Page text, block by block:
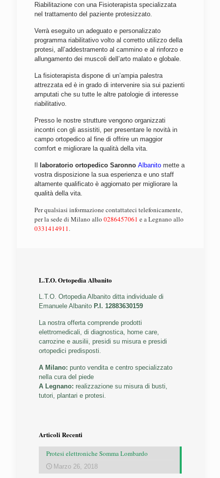
Riabilitazione con una Fisioterapista specializzata
nel trattamento del paziente protesizzato.
Verrà eseguito un adeguato e personalizzato
programma riabilitativo volto al corretto utilizzo della
protesi, all’addestramento al cammino e al rinforzo e
allungamento dei muscoli dell’arto malato e globale.
La fisioterapista dispone di un’ampia palestra
attrezzata ed è in grado di intervenire sia sui pazienti
amputati che su tutte le altre patologie di interesse
riabilitativo.
Presso le nostre strutture vengono organizzati
incontri con gli assistiti, per presentare le novità in
campo ortopedico al fine di offrire un maggior
comfort e migliorare la qualità della vita.
laboratorio ortopedico Saronno Albanito mette a
vostra disposizione la sua esperienza e uno staff
altamente qualificato è aggiornato per migliorare la
qualità della vita.
Per qualsiasi informazione contattateci telefonicamente,
per la sede di Milano allo 0286457061 e a Legnano allo
0331414911.
L.T.O. Ortopedia Albanito
L.T.O. Ortopedia Albanito ditta individuale di
Emanuele Albanito P.I. 12883630159
La nostra offerta comprende prodotti
elettromedicali, di diagnostica, home care,
carrozine e ausilii, presidi su misura e presidi
ortopedici predisposti.
A Milano: punto vendita e centro specializzato
nella cura del piede
A Legnano: realizzazione su misura di busti,
tutori, plantari e protesi.
Articoli Recenti
Protesi elettroniche Somma Lombardo
Marzo 26, 2018